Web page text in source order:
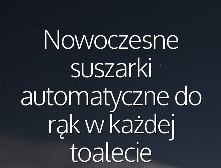
Nowoczesne
suszarki
automatyczne do
rąk w każdej
toalecie